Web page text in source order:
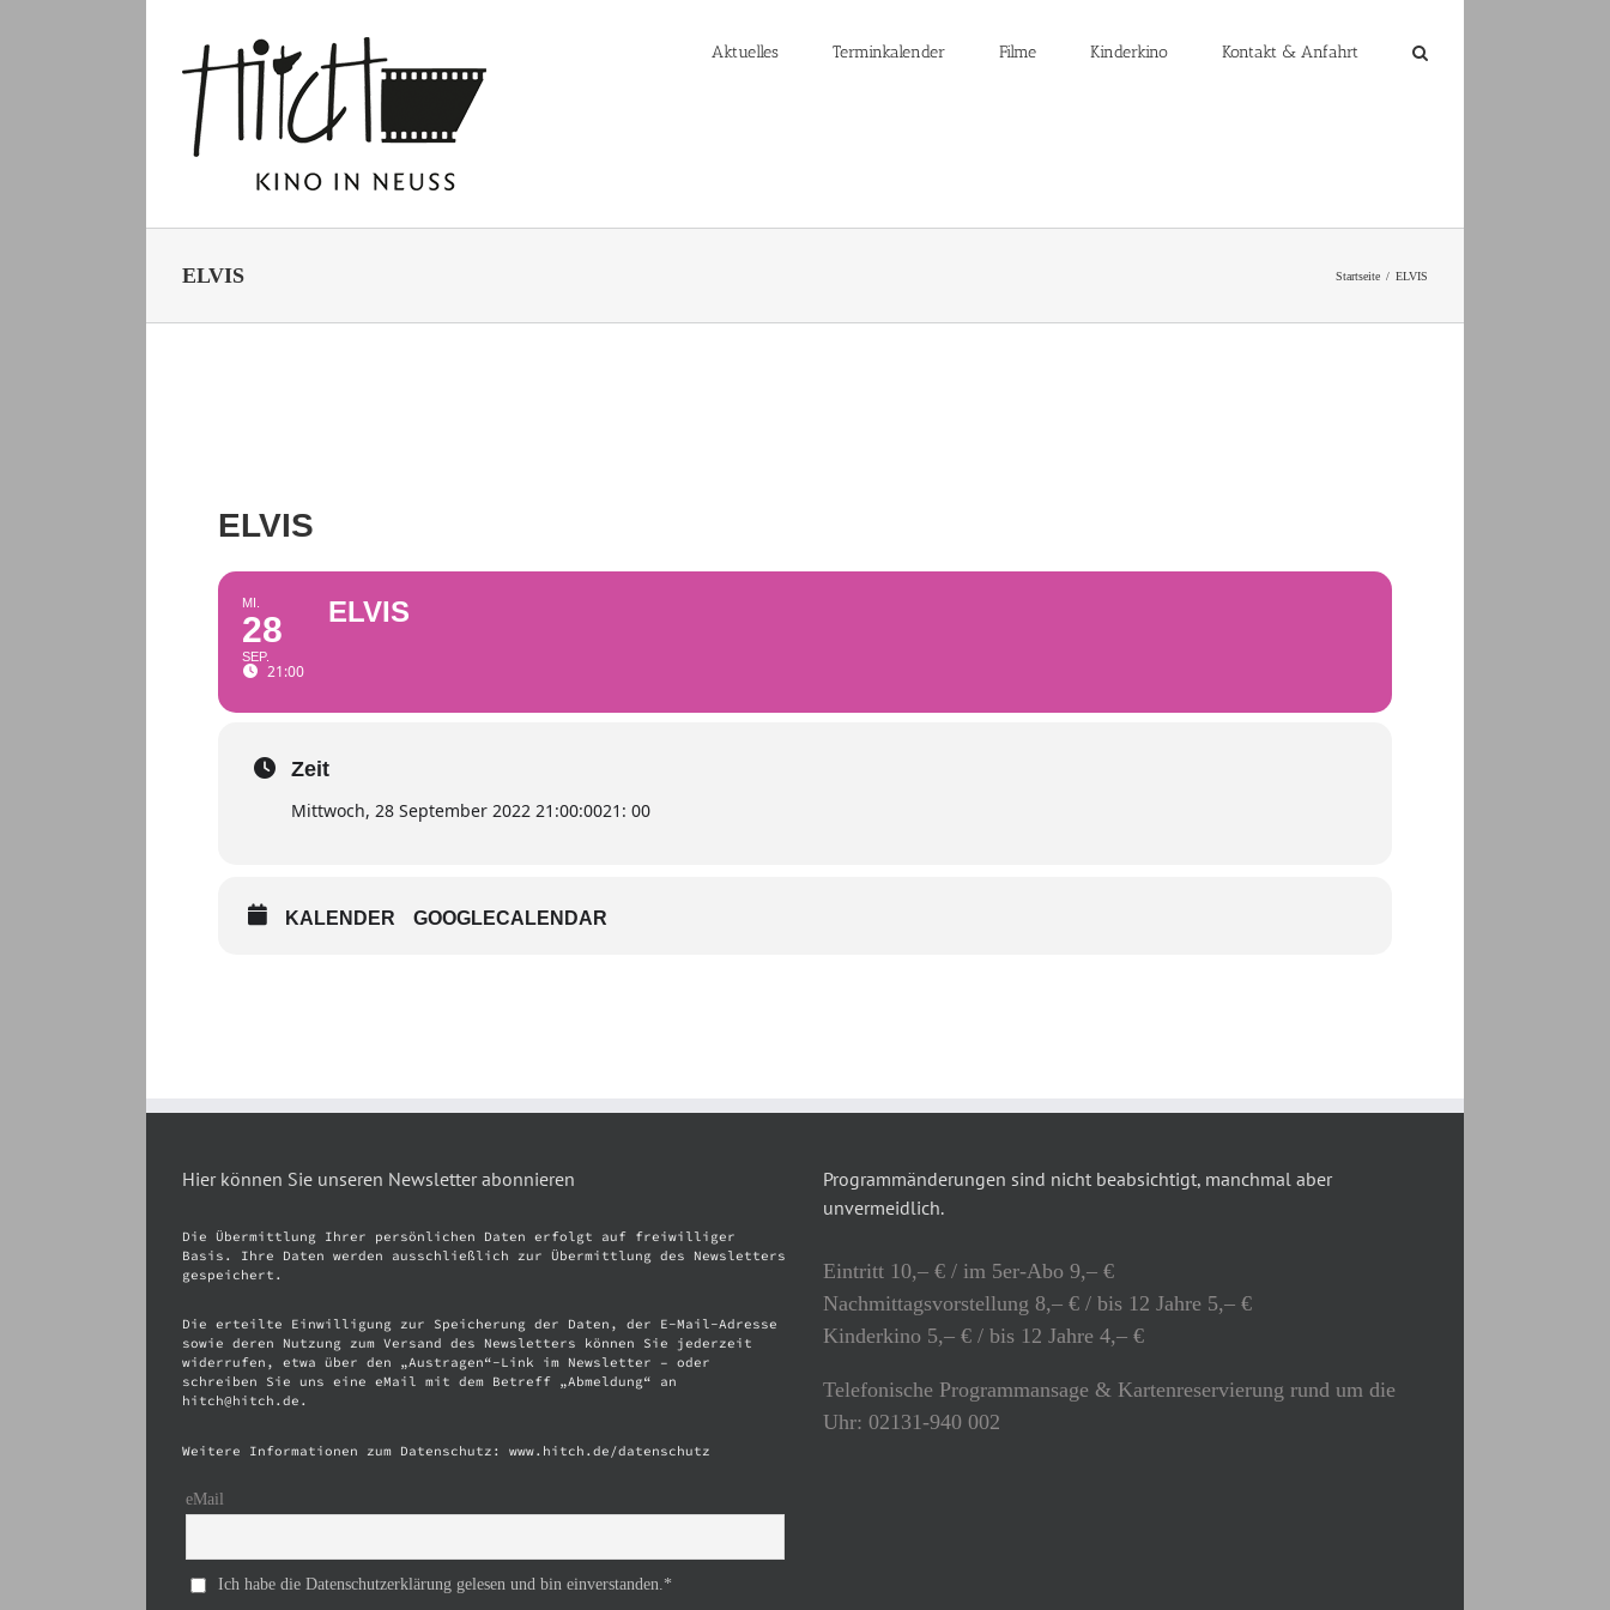
Aktuelles Terminkalender Filme Kinderkino Kontakt & Anfahrt
ELVIS Startseite ELVIS
ELVIS
MI.
28
SEP.
21:00
ELVIS
Zeit
Mittwoch, 28 September 2022 21:00:0021: 00
KALENDER GOOGLECALENDAR
Hier können Sie unseren Newsletter abonnieren
Die Übermittlung Ihrer persönlichen Daten erfolgt auf freiwilliger
Basis. Ihre Daten werden ausschließlich zur Übermittlung des Newsletters
gespeichert.
Die erteilte Einwilligung zur Speicherung der Daten, der E-Mail-Adresse
sowie deren Nutzung zum Versand des Newsletters können Sie jederzeit
widerrufen, etwa über den „Austragen“-Link im Newsletter – oder
schreiben Sie uns eine eMail mit dem Betreff „Abmeldung“ an
hitch@hitch.de.
Weitere Informationen zum Datenschutz: www.hitch.de/datenschutz
eMail
Ich habe die Datenschutzerklärung gelesen und bin einverstanden.*
Programmänderungen sind nicht beabsichtigt, manchmal aber
unvermeidlich.
Eintritt 10,– € / im 5er-Abo 9,– €
Nachmittagsvorstellung 8,– € / bis 12 Jahre 5,– €
Kinderkino 5,– € / bis 12 Jahre 4,– €
Telefonische Programmansage & Kartenreservierung rund um die
Uhr: 02131-940 002